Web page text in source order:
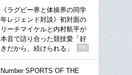
《ラグビー界と体操界の同学
年レジェンド対談》初対面の
リーチマイケルと内村航平が
本音で語り合った競技愛「好
きだから、続けられる」
PR
Number SPORTS OF THE